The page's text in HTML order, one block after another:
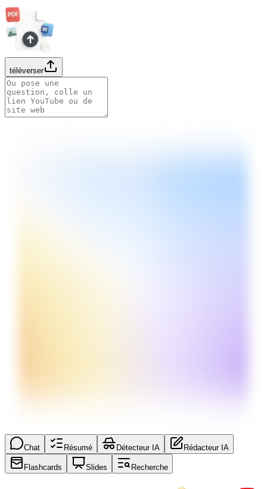
téléverser
Chat Résumé Détecteur IA Rédacteur IA
Flashcards Slides Recherche